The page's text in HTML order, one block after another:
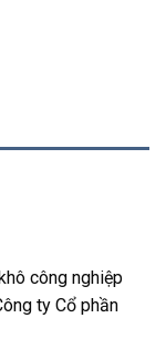
công nghiệp
ty Cổ phần